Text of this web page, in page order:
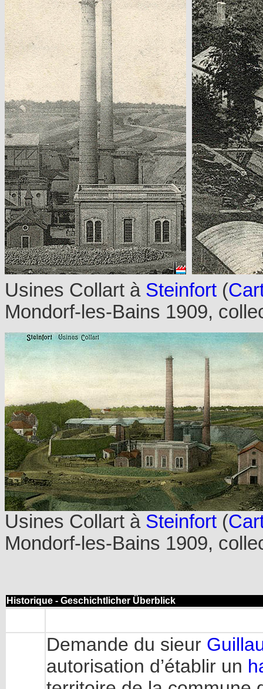
Usines Collart à Steinfort (
Mondorf-les-Bains 1909,
Usines Collart à Steinfort (
Mondorf-les-Bains 1909,
Historique - Geschichtlicher Überblick
Demande du sieur
autorisation d’établir un